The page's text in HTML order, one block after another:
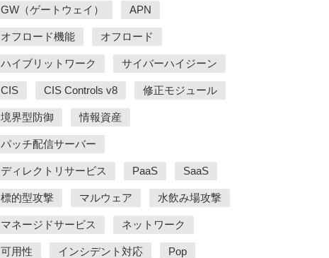
GW（ゲートウェイ） APN
オフロード機能 オフロード
ハイブリットワーク サイバーハイジーン
CIS CIS Controls v8 修正モジュール
境界型防御 情報資産
パッチ配信サーバー
ディレクトリサービス PaaS SaaS
標的型攻撃 マルウェア 水飲み場攻撃
マネージドサービス ネットワーク
可用性 インシデント対応 Pop